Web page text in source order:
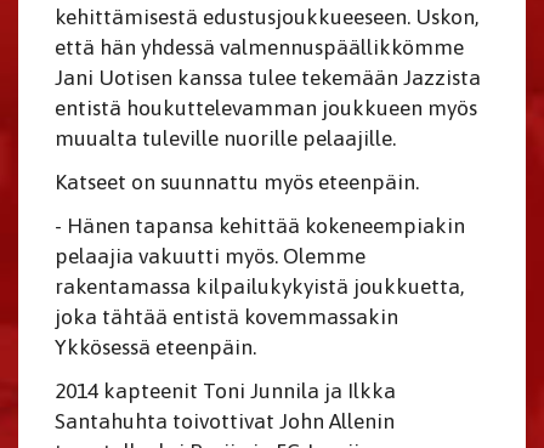
kehittämisestä edustusjoukkueeseen. Uskon,
että hän yhdessä valmennuspäällikkömme
Jani Uotisen kanssa tulee tekemään Jazzista
entistä houkuttelevamman joukkueen myös
muualta tuleville nuorille pelaajille.
Katseet on suunnattu myös eteenpäin.
- Hänen tapansa kehittää kokeneempiakin
pelaajia vakuutti myös. Olemme
rakentamassa kilpailukykyistä joukkuetta,
joka tähtää entistä kovemmassakin
Ykkösessä eteenpäin.
2014 kapteenit Toni Junnila ja Ilkka
Santahuhta toivottivat John Allenin